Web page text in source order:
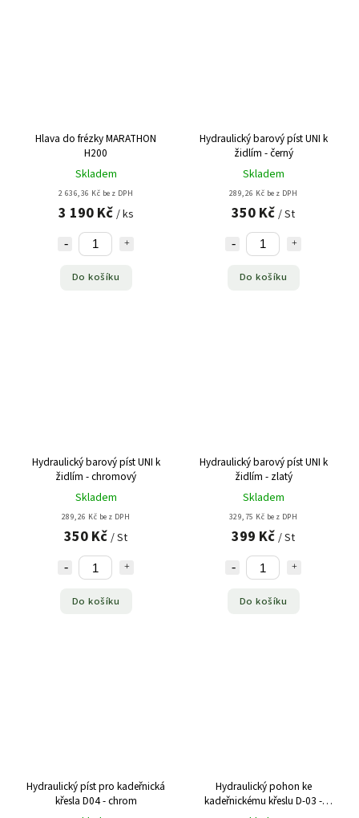
Hlava do frézky MARATHON
H200
Skladem
2 636,36 Kč bez DPH
3 190 Kč / ks
Do košíku
Hydraulický barový píst UNI k
židlím - černý
Skladem
289,26 Kč bez DPH
350 Kč / St
Do košíku
Hydraulický barový píst UNI k
židlím - chromový
Skladem
289,26 Kč bez DPH
350 Kč / St
Do košíku
Hydraulický barový píst UNI k
židlím - zlatý
Skladem
329,75 Kč bez DPH
399 Kč / St
Do košíku
Hydraulický píst pro kadeřnická
křesla D04 - chrom
Hydraulický pohon ke
kadeřnickému křeslu D-03 -